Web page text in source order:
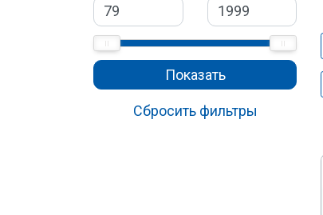
Показать
Сбросить фильтры